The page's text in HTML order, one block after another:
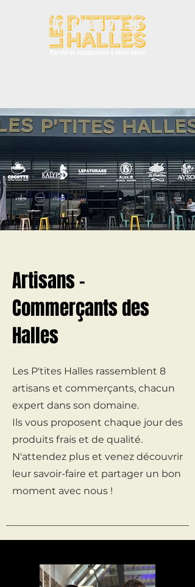
07 66 45 79 18
Artisans -
Commerçants des
Halles
Les P'tites Halles rassemblent 8
artisans et commerçants, chacun
expert dans son domaine.
Ils vous proposent chaque jour des
produits frais et de qualité.
N'attendez plus et venez découvrir
leur savoir-faire et partager un bon
moment avec nous !